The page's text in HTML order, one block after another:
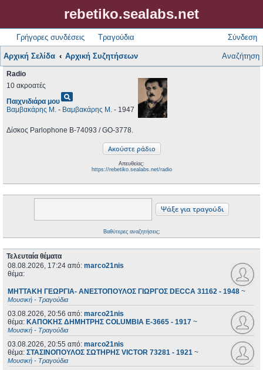
rebetiko.sealabs.net
Γρήγορες συνδέσεις Τραγούδια Σύνδεση
Αρχική Σελίδα Αρχική Συζητήσεων Αναζήτηση
Radio
10 ακροατές
Παιχνιδιάρα μουpageview
Βαμβακάρης Μ. - Βαμβακάρης Μ. - 1947
Δίσκος Parlophone B-74093 / GO-3778.
Απευθείας:
https://rebetiko.sealabs.net/radio
Βαθύτερες αναζητήσεις;
Τελευταία θέματα
08.08.2026, 17:24 από: marco21nis
θέμα:
ΜΗΤΤΑΚΗ ΓΕΩΡΓΙΑ- ΑΝΕΣΤΟΠΟΥΛΟΣ ΓΙΩΡΓΟΣ DECCA 31162 - 1948 ~
Μουσική - Τραγούδια
03.08.2026, 20:56 από: marco21nis
θέμα: ΚΑΠΟΚΗΣ ΔΗΜΗΤΡΗΣ COLUMBIA E-3665 - 1917 ~
Μουσική - Τραγούδια
03.08.2026, 20:55 από: marco21nis
θέμα: ΣΤΑΣΙΝΟΠΟΥΛΟΣ ΣΩΤΗΡΗΣ VICTOR 73281 - 1921 ~
Μουσική - Τραγούδια